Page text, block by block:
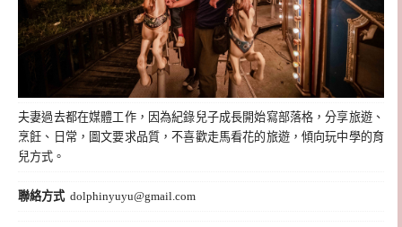
夫妻過去都在媒體工作，因為紀錄兒子成長開始寫部落格，分享旅遊、
烹飪、日常，圖文要求品質，不喜歡走馬看花的旅遊，傾向玩中學的育
兒方式。
聯絡方式 dolphinyuyu@gmail.com